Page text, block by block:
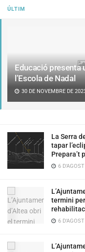
ÚLTIM
Educació presenta
l’Escola de Nadal
30 DE NOVEMBRE DE
La Serra
tapar
Prepara’t
6
termini
6